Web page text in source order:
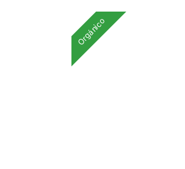
Orgánico